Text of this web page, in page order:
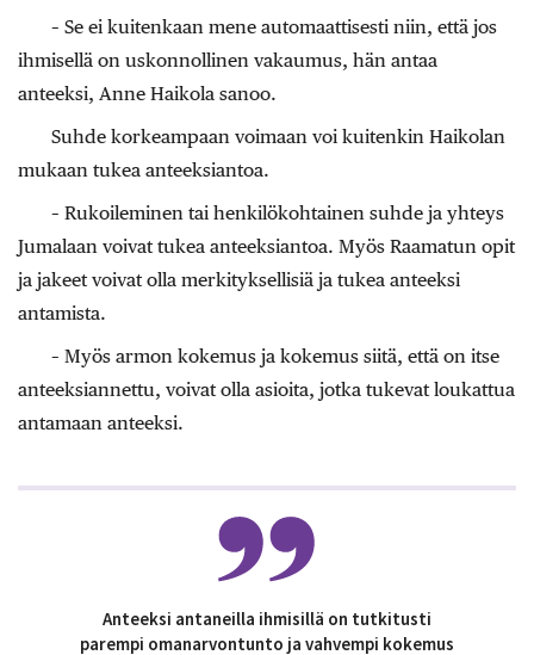
– Se ei kuitenkaan mene automaattisesti niin, että jos
ihmisellä on uskonnollinen vakaumus, hän antaa
anteeksi, Anne Haikola sanoo.
Suhde korkeampaan voimaan voi kuitenkin Haikolan
mukaan tukea anteeksiantoa.
– Rukoileminen tai henkilökohtainen suhde ja yhteys
Jumalaan voivat tukea anteeksiantoa. Myös Raamatun opit
ja jakeet voivat olla merkityksellisiä ja tukea anteeksi
antamista.
– Myös armon kokemus ja kokemus siitä, että on itse
anteeksiannettu, voivat olla asioita, jotka tukevat loukattua
antamaan anteeksi.
Anteeksi antaneilla ihmisillä on tutkitusti
parempi oman­arvontunto ja vahvempi kokemus